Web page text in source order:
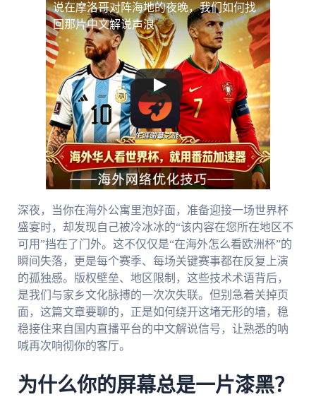
说在摩洛哥对阵海地的夜晚，我们如何找
回那片中文解说声浪
深夜，当你在海外公寓里泡好面，准备迎接一场世界杯
盛宴时，却发现自己被冷冰冰的“该内容在您所在地区不
可用”挡在了门外。这不仅仅是“在海外怎么看欧洲杯”的
瞬间失落，更是每个赛季、每场关键赛事都在反复上演
的孤独感。版权壁垒、地区限制，这些技术术语背后，
是我们与家乡文化脉搏的一次次失联。但别急着关掉页
面，这篇文章要聊的，正是如何绕开这堵无形的墙，稳
稳接住来自国内直播平台的中文解说信号，让熟悉的呐
喊再次响彻你的客厅。
为什么你的屏幕总是一片漆黑？